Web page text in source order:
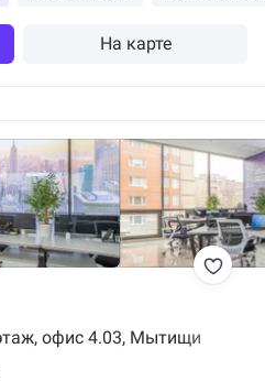
На карте
офис 4.03, Мытищи